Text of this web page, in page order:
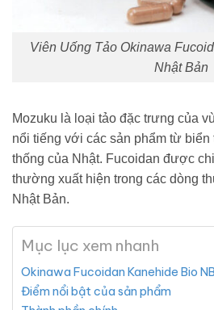
Viên Uống Tảo Okinawa
Nhật Bản
Mozuku là loại tảo đặc trưng của
nổi tiếng với các sản phẩm từ biển
thống của Nhật. Fucoidan được
thường xuất hiện trong các dòng
Nhật Bản.
Mục lục xem nhanh
Okinawa Fucoidan Kanehide Bio
Điểm nổi bật của sản phẩm